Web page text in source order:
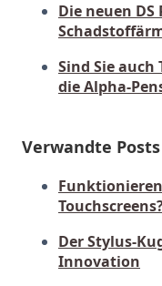
Die neuen
Sind Sie auch
die Alpha-
Verwandte Posts
Der Stylus-
Innovation